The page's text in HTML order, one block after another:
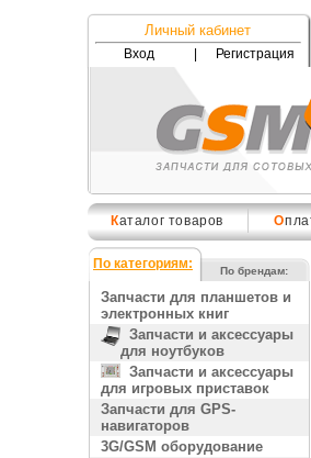
Личный кабинет
Вход Регистрация
Каталог товаров О
По категориям: По брендам:
Запчасти для планшетов и
электронных книг
Запчасти и аксессуары
для ноутбуков
Запчасти и аксессуары
для игровых приставок
Запчасти для GPS-
навигаторов
3G/GSM оборудование